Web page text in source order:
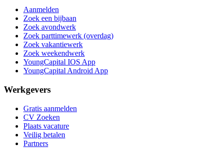
Aanmelden
Zoek een bijbaan
Zoek avondwerk
Zoek parttimewerk (overdag)
Zoek vakantiewerk
Zoek weekendwerk
YoungCapital IOS App
YoungCapital Android App
Werkgevers
Gratis aanmelden
CV Zoeken
Plaats vacature
Veilig betalen
Partners